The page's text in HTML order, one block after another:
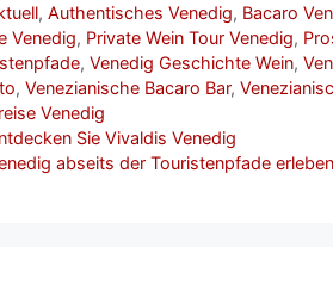
,Authentisches Venedig, Bacaro
Venedig, Private Wein Tour Venedig,
, Venedig Geschichte Wein,
, Venezianische Bacaro Bar,
Venedig
Sie Vivaldis Venedig
abseits der Touristenpfade erleben